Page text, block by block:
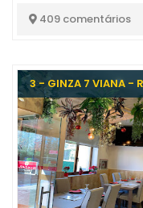
409 comentários
3 - GINZA 7 VIANA -